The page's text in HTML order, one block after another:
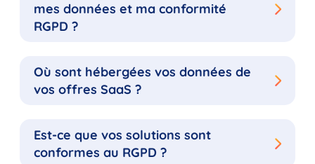
mes données et ma conformité
RGPD ?
Où sont hébergées vos données de
vos offres SaaS ?
Est-ce que vos solutions sont
conformes au RGPD ?